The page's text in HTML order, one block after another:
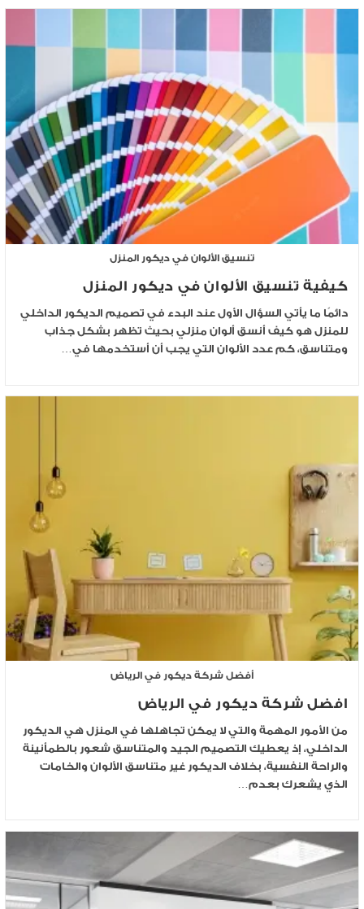
تنسيق الألوان في ديكور المنزل
كيفية تنسيق الألوان في ديكور المنزل
دائمًا ما يأتي السؤال الأول عند البدء في تصميم الديكور الداخلي
للمنزل هو كيف أنسق ألوان منزلي بحيث تظهر بشكل جذاب
ومتناسق، كم عدد الألوان التي يجب أن أستخدمها في…
أفضل شركة ديكور في الرياض
افضل شركة ديكور في الرياض
من الأمور المهمة والتي لا يمكن تجاهلها في المنزل هي الديكور
الداخلي، إذ يعطيك التصميم الجيد والمتناسق شعور بالطمأنينة
والراحة النفسية، بخلاف الديكور غير متناسق الألوان والخامات
الذي يشعرك بعدم…